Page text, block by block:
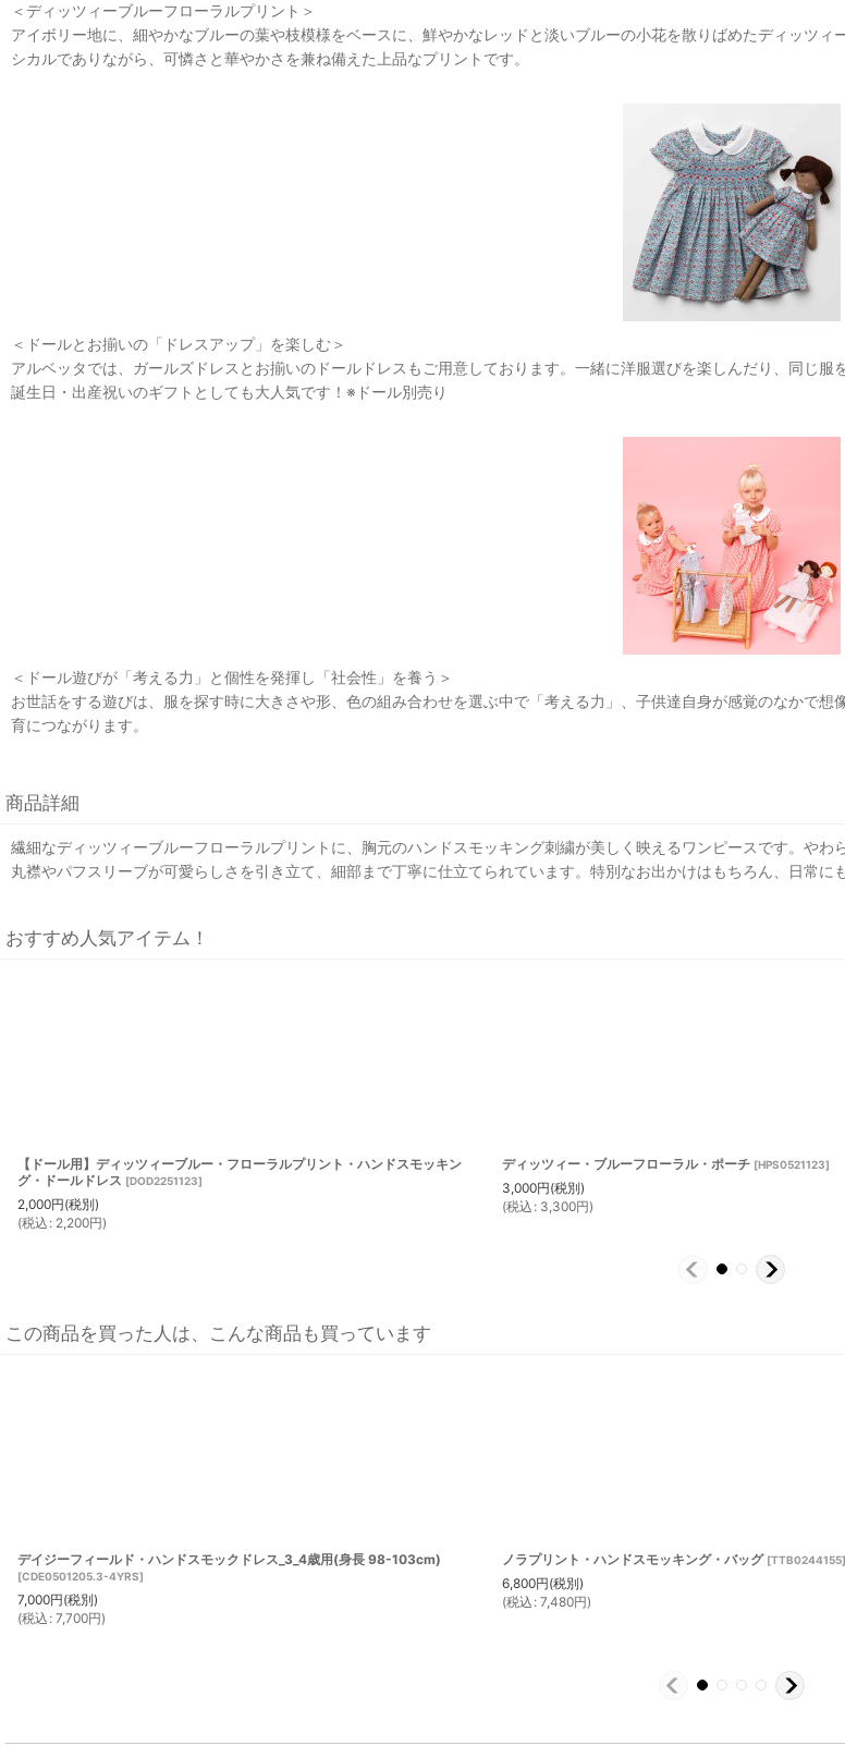
＜ディッツィーブルーフローラルプリント＞
アイボリー地に、細やかなブルーの葉や枝模様をベースに、鮮やかなレッドと淡いブルーの小花を散りばめたディッツ
シカルでありながら、可憐さと華やかさを兼ね備えた上品なプリントです。
＜ドールとお揃いの「ドレスアップ」を楽しむ＞
アルベッタでは、ガールズドレスとお揃いのドールドレスもご用意しております。一緒に洋服選びを楽しんだり、同じ
誕生日・出産祝いのギフトとしても大人気です！※ドール別売り
＜ドール遊びが「考える力」と個性を発揮し「社会性」を養う＞
お世話をする遊びは、服を探す時に大きさや形、色の組み合わせを選ぶ中で「考える力」、子供達自身が感覚のなかで
育につながります。
商品詳細
繊細なディッツィーブルーフローラルプリントに、胸元のハンドスモッキング刺繍が美しく映えるワンピースです。や
丸襟やパフスリーブが可愛らしさを引き立て、細部まで丁寧に仕立てられています。特別なお出かけはもちろん、日常に
おすすめ人気アイテム！
【ドール用】ディッツィーブルー・フローラルプリント・ハンドスモッキン
グ・ドールドレス [DOD2251123]
2,000円(税別)
(税込 : 2,200円)
ディッツィー・ブルーフローラル・ポーチ [HPS0521123]
3,000円(税別)
(税込 : 3,300円)
この商品を買った人は、こんな商品も買っています
デイジーフィールド・ハンドスモックドレス_3_4歳用(身長 98-103cm)
[CDE0501205.3-4YRS]
7,000円(税別)
(税込 : 7,700円)
ノラプリント・ハンドスモッキング・バッグ [TTB0244155]
6,800円(税別)
(税込 : 7,480円)